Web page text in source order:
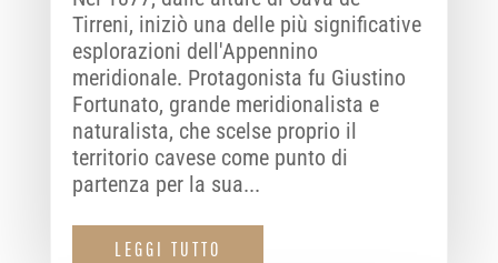
Tirreni, iniziò una delle più significative
esplorazioni dell'Appennino
meridionale. Protagonista fu Giustino
Fortunato, grande meridionalista e
naturalista, che scelse proprio il
territorio cavese come punto di
partenza per la sua...
LEGGI TUTTO